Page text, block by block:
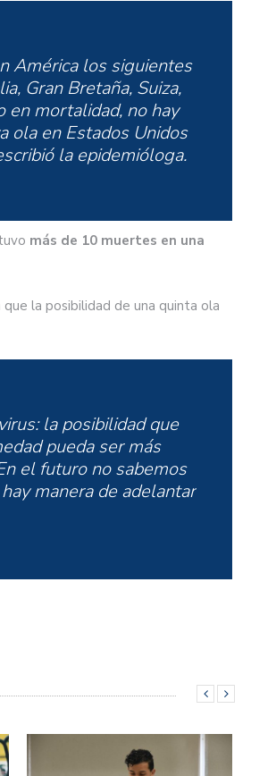
América los siguientes
Gran Bretaña, Suiza,
en mortalidad, no hay
ola en Estados Unidos
la epidemióloga.
más de 10 muertes en una
la posibilidad de una quinta ola
la posibilidad que
pueda ser más
el futuro no sabemos
manera de adelantar